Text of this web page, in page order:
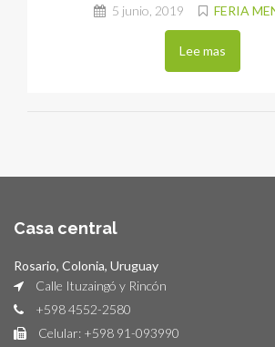
5 junio, 2019 FERIA
Lee mas
Casa central
Rosario, Colonia, Uruguay
Calle Ituzaingó y Rincón
+598 4552-2580
Celular: +598 91-093990